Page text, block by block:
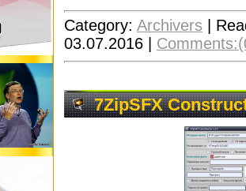
Category: Archivers
03.07.2016
7ZipSFX